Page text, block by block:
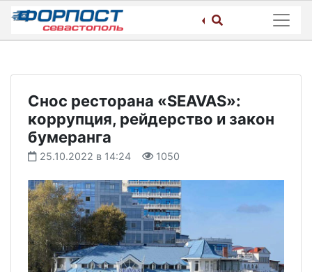
Skip
content
Снос ресторана «SEAVAS»:
коррупция, рейдерство и закон
бумеранга
25.10.2022 в 14:24 1050